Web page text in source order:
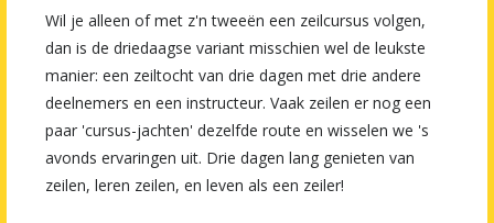
Wil je alleen of met z'n tweeën een zeilcursus volgen,
dan is de driedaagse variant misschien wel de leukste
manier: een zeiltocht van drie dagen met drie andere
deelnemers en een instructeur. Vaak zeilen er nog een
paar 'cursus-jachten' dezelfde route en wisselen we 's
avonds ervaringen uit. Drie dagen lang genieten van
zeilen, leren zeilen, en leven als een zeiler!